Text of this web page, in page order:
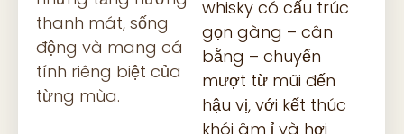
thanh mát, sống
động và mang cá
tính riêng biệt của
từng mùa.
whisky có cấu trúc
gọn gàng – cân
bằng – chuyển
mượt từ mũi đến
hậu vị, với kết thúc
khói âm ỉ và hơi